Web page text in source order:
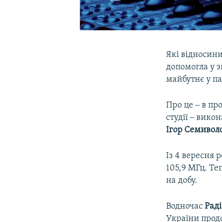
Які
допомогла у
майбутнє у
Про це ‒ в
студії ‒
Ігор
Із 4 вересня
105,9 МГц.
на добу.
Водночас
України